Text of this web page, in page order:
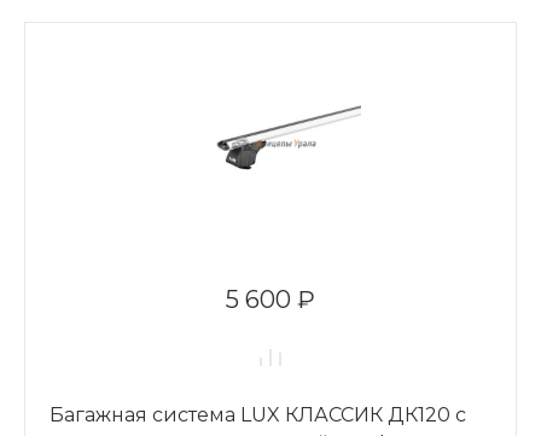
5 600 ₽
Багажная система LUX КЛАССИК ДК120 с